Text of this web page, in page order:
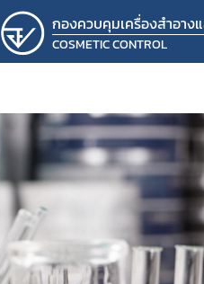
กองควบคุมเครื่องสำอาง
COSMETIC CONTROL